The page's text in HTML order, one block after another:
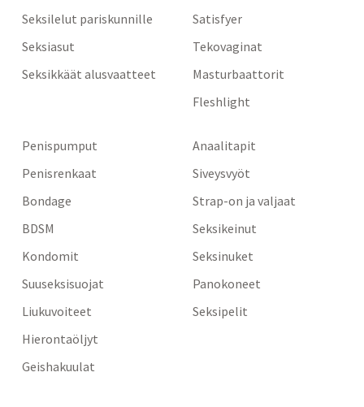
Seksilelut pariskunnille
Seksiasut
Seksikkäät alusvaatteet
Satisfyer
Tekovaginat
Masturbaattorit
Fleshlight
Penispumput
Penisrenkaat
Bondage
BDSM
Kondomit
Suuseksisuojat
Liukuvoiteet
Hierontaöljyt
Geishakuulat
Anaalitapit
Siveysvyöt
Strap-on ja valjaat
Seksikeinut
Seksinuket
Panokoneet
Seksipelit